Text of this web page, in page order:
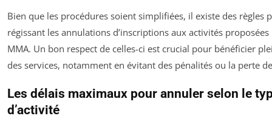
Bien que les procédures soient simplifiées, il existe des règles
régissant les annulations d’inscriptions aux activités proposées
MMA. Un bon respect de celles-ci est crucial pour bénéficier
des services, notamment en évitant des pénalités ou la perte
Les délais maximaux pour annuler selon le
d’activité